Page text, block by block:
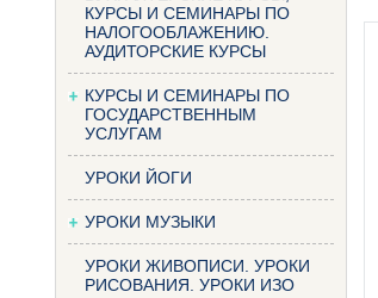
КУРСЫ И СЕМИНАРЫ ПО
НАЛОГООБЛАЖЕНИЮ.
АУДИТОРСКИЕ КУРСЫ
КУРСЫ И СЕМИНАРЫ ПО
ГОСУДАРСТВЕННЫМ
УСЛУГАМ
УРОКИ ЙОГИ
УРОКИ МУЗЫКИ
УРОКИ ЖИВОПИСИ. УРОКИ
РИСОВАНИЯ. УРОКИ ИЗО